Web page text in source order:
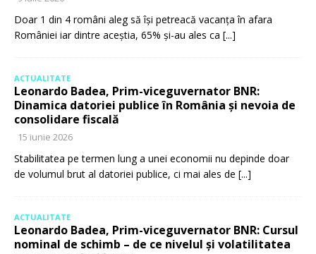
Doar 1 din 4 români aleg să își petreacă vacanța în afara
României iar dintre aceștia, 65% și-au ales ca [...]
ACTUALITATE
Leonardo Badea, Prim-viceguvernator BNR:
Dinamica datoriei publice în România și nevoia de
consolidare fiscală
15 iunie 2026
Stabilitatea pe termen lung a unei economii nu depinde doar
de volumul brut al datoriei publice, ci mai ales de [...]
ACTUALITATE
Leonardo Badea, Prim-viceguvernator BNR: Cursul
nominal de schimb – de ce nivelul și volatilitatea